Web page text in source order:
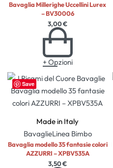
Bavaglia Millerighe Uccellini Lurex
– BV30006
3,00€
+ Opzioni
Save
Made in Italy
BavaglieLinea Bimbo
Bavaglia modello 35 fantasie colori
AZZURRI – XPBV535A
3,50€